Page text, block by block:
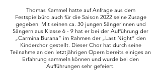
Thomas Kammel hatte auf Anfrage aus dem
Festspielbüro auch für die Saison 2022 seine Zusage
gegeben. Mit seinen ca. 30 jungen Sängerinnen und
Sängern aus Klasse 6 - 9 hat er bei der Aufführung der
„Carmina Burana“ im Rahmen der „Last Night“ den
Kinderchor gestellt. Dieser Chor hat durch seine
Teilnahme an den letztjährigen Opern bereits einiges an
Erfahrung sammeln können und wurde bei den
Aufführungen sehr gefeiert.